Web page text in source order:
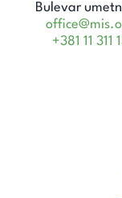
Bulevar
+381 11 311